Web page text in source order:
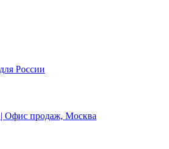
России
Офис продаж, Москва